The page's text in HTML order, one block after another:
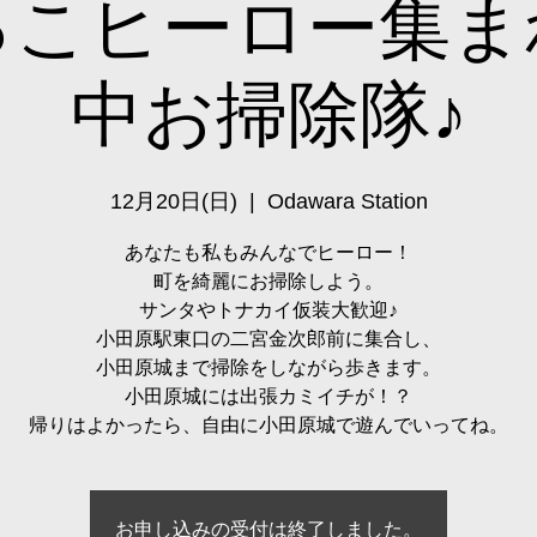
ヒーロー集
中お掃除隊♪
12月20日(日) Odawara Station
あなたも私もみんなでヒーロー！
町を綺麗にお掃除しよう。
サンタやトナカイ仮装大歓迎♪
小田原駅東口の二宮金次郎前に集合し、
小田原城まで掃除をしながら歩きます。
小田原城には出張カミイチが！？
帰りはよかったら、自由に小田原城で遊んでいってね。
お申し込みの受付は終了しました。